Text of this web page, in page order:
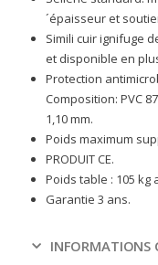
´épaisseur et
Simili cuir ignifuge
et disponible en
Protection
Composition: PVC
1,10 mm.
Poids maximum
PRODUIT CE.
Poids table : 105 kg
Garantie 3 ans.
INFORMATIONS